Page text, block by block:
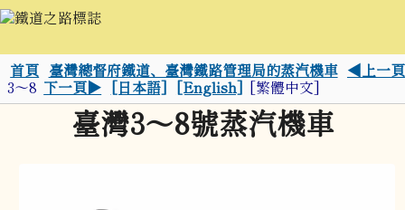
首頁 臺灣總督府鐵道、臺灣鐵路管理局的蒸汽機車 ◀上一頁
3～8 下一頁▶ [日本語] [English] [繁體中文]
臺灣3～8號蒸汽機車